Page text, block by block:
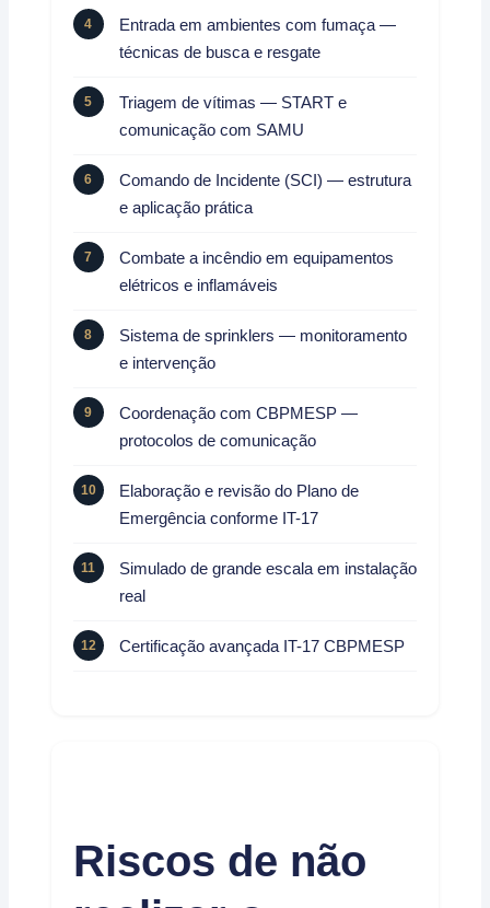
Entrada em ambientes com fumaça —
técnicas de busca e resgate
Triagem de vítimas — START e
comunicação com SAMU
Comando de Incidente (SCI) — estrutura
e aplicação prática
Combate a incêndio em equipamentos
elétricos e inflamáveis
Sistema de sprinklers — monitoramento
e intervenção
Coordenação com CBPMESP —
protocolos de comunicação
Elaboração e revisão do Plano de
Emergência conforme IT-17
Simulado de grande escala em instalação
real
Certificação avançada IT-17 CBPMESP
Riscos de não